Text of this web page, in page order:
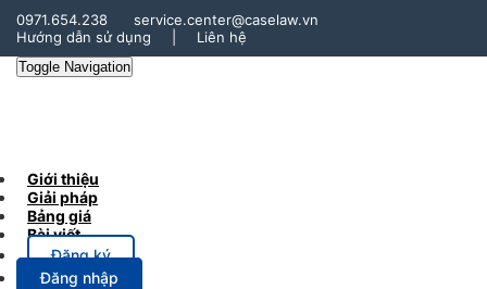
0971.654.238
service.center@caselaw.vn
Hướng dẫn sử dụng
Liên hệ
Toggle Navigation
Giới thiệu
Giải pháp
Bảng giá
Bài viết
Đăng ký
Đăng nhập